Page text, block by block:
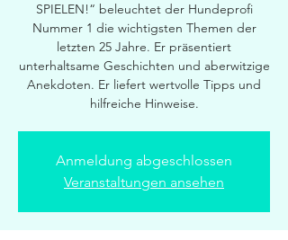
SPIELEN!“ beleuchtet der Hundeprofi
Nummer 1 die wichtigsten Themen der
letzten 25 Jahre. Er präsentiert
unterhaltsame Geschichten und aberwitzige
Anekdoten. Er liefert wertvolle Tipps und
hilfreiche Hinweise.
Anmeldung abgeschlossen
Veranstaltungen ansehen